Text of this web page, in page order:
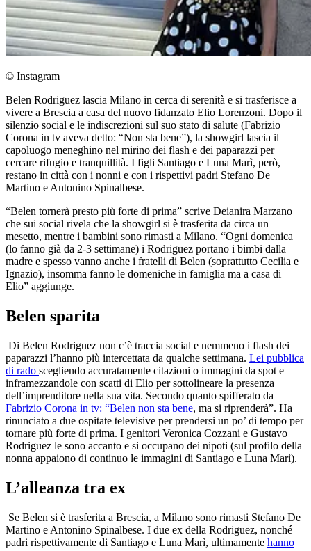
© Instagram
Belen Rodriguez lascia Milano in cerca di serenità e si trasferisce a
vivere a Brescia a casa del nuovo fidanzato Elio Lorenzoni. Dopo il
silenzio social e le indiscrezioni sul suo stato di salute (Fabrizio
Corona in tv aveva detto: “Non sta bene”), la showgirl lascia il
capoluogo meneghino nel mirino dei flash e dei paparazzi per
cercare rifugio e tranquillità. I figli Santiago e Luna Marì, però,
restano in città con i nonni e con i rispettivi padri Stefano De
Martino e Antonino Spinalbese.
“Belen tornerà presto più forte di prima” scrive Deianira Marzano
che sui social rivela che la showgirl si è trasferita da circa un
mesetto, mentre i bambini sono rimasti a Milano. “Ogni domenica
(lo fanno già da 2-3 settimane) i Rodriguez portano i bimbi dalla
madre e spesso vanno anche i fratelli di Belen (soprattutto Cecilia e
Ignazio), insomma fanno le domeniche in famiglia ma a casa di
Elio” aggiunge.
Belen sparita
Di Belen Rodriguez non c’è traccia social e nemmeno i flash dei
paparazzi l’hanno più intercettata da qualche settimana. Lei pubblica
di rado scegliendo accuratamente citazioni o immagini da spot e
inframezzandole con scatti di Elio per sottolineare la presenza
dell’imprenditore nella sua vita. Secondo quanto spifferato da
Fabrizio Corona in tv: “Belen non sta bene, ma si riprenderà”. Ha
rinunciato a due ospitate televisive per prendersi un po’ di tempo per
tornare più forte di prima. I genitori Veronica Cozzani e Gustavo
Rodriguez le sono accanto e si occupano dei nipoti (sul profilo della
nonna appaiono di continuo le immagini di Santiago e Luna Marì).
L’alleanza tra ex
Se Belen si è trasferita a Brescia, a Milano sono rimasti Stefano De
Martino e Antonino Spinalbese. I due ex della Rodriguez, nonché
padri rispettivamente di Santiago e Luna Marì, ultimamente hanno